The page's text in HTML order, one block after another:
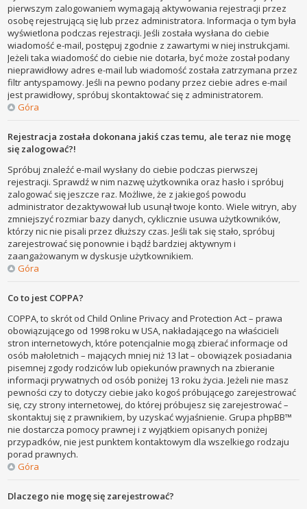
pierwszym zalogowaniem wymagają aktywowania rejestracji przez
osobę rejestrującą się lub przez administratora. Informacja o tym była
wyświetlona podczas rejestracji. Jeśli została wysłana do ciebie
wiadomość e-mail, postępuj zgodnie z zawartymi w niej instrukcjami.
Jeżeli taka wiadomość do ciebie nie dotarła, być może został podany
nieprawidłowy adres e-mail lub wiadomość została zatrzymana przez
filtr antyspamowy. Jeśli na pewno podany przez ciebie adres e-mail
jest prawidłowy, spróbuj skontaktować się z administratorem.
Góra
Rejestracja została dokonana jakiś czas temu, ale teraz nie mogę
się zalogować?!
Spróbuj znaleźć e-mail wysłany do ciebie podczas pierwszej
rejestracji. Sprawdź w nim nazwę użytkownika oraz hasło i spróbuj
zalogować się jeszcze raz. Możliwe, że z jakiegoś powodu
administrator dezaktywował lub usunął twoje konto. Wiele witryn, aby
zmniejszyć rozmiar bazy danych, cyklicznie usuwa użytkowników,
którzy nic nie pisali przez dłuższy czas. Jeśli tak się stało, spróbuj
zarejestrować się ponownie i bądź bardziej aktywnym i
zaangażowanym w dyskusje użytkownikiem.
Góra
Co to jest COPPA?
COPPA, to skrót od Child Online Privacy and Protection Act – prawa
obowiązującego od 1998 roku w USA, nakładającego na właścicieli
stron internetowych, które potencjalnie mogą zbierać informacje od
osób małoletnich – mających mniej niż 13 lat – obowiązek posiadania
pisemnej zgody rodziców lub opiekunów prawnych na zbieranie
informacji prywatnych od osób poniżej 13 roku życia. Jeżeli nie masz
pewności czy to dotyczy ciebie jako kogoś próbującego zarejestrować
się, czy strony internetowej, do której próbujesz się zarejestrować –
skontaktuj się z prawnikiem, by uzyskać wyjaśnienie. Grupa phpBB™
nie dostarcza pomocy prawnej i z wyjątkiem opisanych poniżej
przypadków, nie jest punktem kontaktowym dla wszelkiego rodzaju
porad prawnych.
Góra
Dlaczego nie mogę się zarejestrować?